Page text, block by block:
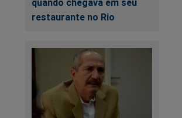
quando chegava em seu
restaurante no Rio